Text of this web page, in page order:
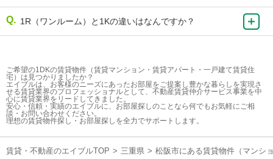
1R（ワンルーム）と1Kの違いはなんですか？
ご希望の1DKの賃貸物件（賃貸マンション・賃貸アパート・一戸建て賃貸住
宅）は見つかりましたか？
エイブルは、お客様のニーズにあったお部屋をご提案し豊かな暮らしを実現さ
せる賃貸業界のプロフェッショナルとして、不動産賃貸仲介サービス事業を中
心に賃貸業界をリードしてきました。
安心・信頼・実績のエイブルに、お部屋探しのことなら何でもお気軽にご相
談・お問い合わせください。
理想の賃貸物件探し・お部屋探しを全力でサポートします。
賃貸・不動産のエイブルTOP > 三重県 > 松阪市にある賃貸物件（マンシ